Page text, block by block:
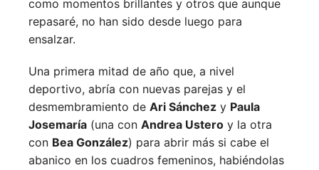
como momentos brillantes y otros que aunque
repasaré, no han sido desde luego para
ensalzar.
Una primera mitad de año que, a nivel
deportivo, abría con nuevas parejas y el
desmembramiento de Ari Sánchez y Paula
Josemaría (una con Andrea Ustero y la otra
con Bea González) para abrir más si cabe el
abanico en los cuadros femeninos, habiéndolas